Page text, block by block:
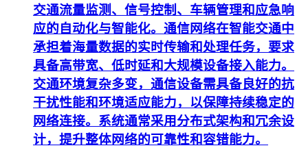
交通流量监测、信号控制、车辆管理和应急响
应的自动化与智能化。通信网络在智能交通中
承担着海量数据的实时传输和处理任务，要求
具备高带宽、低时延和大规模设备接入能力。
交通环境复杂多变，通信设备需具备良好的抗
干扰性能和环境适应能力，以保障持续稳定的
网络连接。系统通常采用分布式架构和冗余设
计，提升整体网络的可靠性和容错能力。